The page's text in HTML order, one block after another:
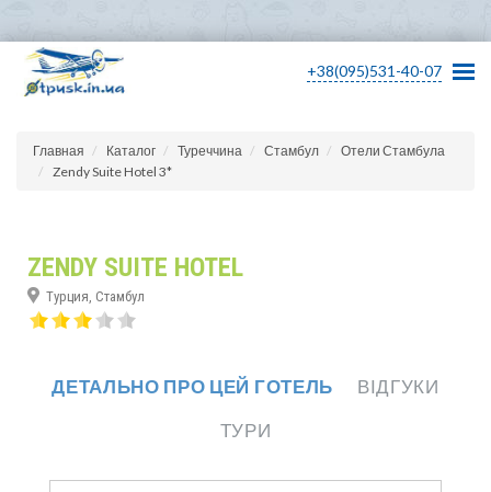
+38(095)531-40-07
Главная Каталог Туреччина Стамбул
Отели Стамбула
Zendy Suite Hotel 3*
ZENDY SUITE HOTEL
Турция, Стамбул
ДЕТАЛЬНО ПРО ЦЕЙ ГОТЕЛЬ
ВІДГУКИ
ТУРИ